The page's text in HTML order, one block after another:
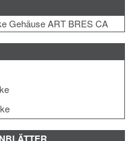
Gehäuse ART BRES CA